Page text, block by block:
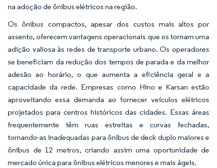
na adoção de ônibus elétricos na região.
Os ônibus compactos, apesar dos custos mais altos por
assento, oferecem vantagens operacionais que os tornam uma
adição valiosa às redes de transporte urbano. Os operadores
se beneficiam da redução dos tempos de parada e da melhor
adesão ao horário, o que aumenta a eficiência geral e a
capacidade da rede. Empresas como Hino e Karsan estão
aproveitando essa demanda ao fornecer veículos elétricos
projetados para centros históricos das cidades. Essas áreas
frequentemente têm ruas estreitas e curvas fechadas,
tornando-as inadequadas para ônibus de deck duplo maiores e
ônibus de 12 metros, criando assim uma oportunidade de
mercado única para ônibus elétricos menores e mais ágeis.